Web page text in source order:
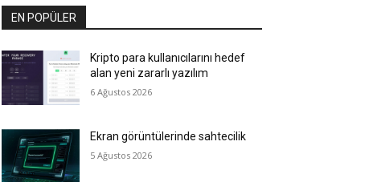
EN POPÜLER
Kripto para kullanıcılarını hedef
alan yeni zararlı yazılım
6 Ağustos 2026
Ekran görüntülerinde sahtecilik
5 Ağustos 2026